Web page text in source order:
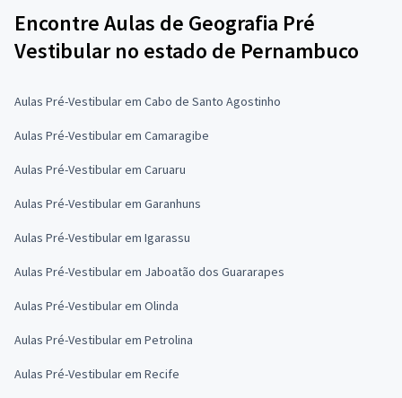
Encontre Aulas de Geografia Pré
Vestibular no estado de Pernambuco
Aulas Pré-Vestibular em Cabo de Santo Agostinho
Aulas Pré-Vestibular em Camaragibe
Aulas Pré-Vestibular em Caruaru
Aulas Pré-Vestibular em Garanhuns
Aulas Pré-Vestibular em Igarassu
Aulas Pré-Vestibular em Jaboatão dos Guararapes
Aulas Pré-Vestibular em Olinda
Aulas Pré-Vestibular em Petrolina
Aulas Pré-Vestibular em Recife